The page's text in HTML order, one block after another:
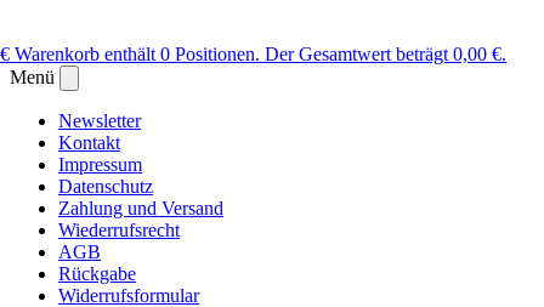
Warenkorb enthält 0 Positionen. Der Gesamtwert beträgt 0,00 €.
Menü
Newsletter
Kontakt
Impressum
Datenschutz
Zahlung und Versand
Wiederrufsrecht
AGB
Rückgabe
Widerrufsformular